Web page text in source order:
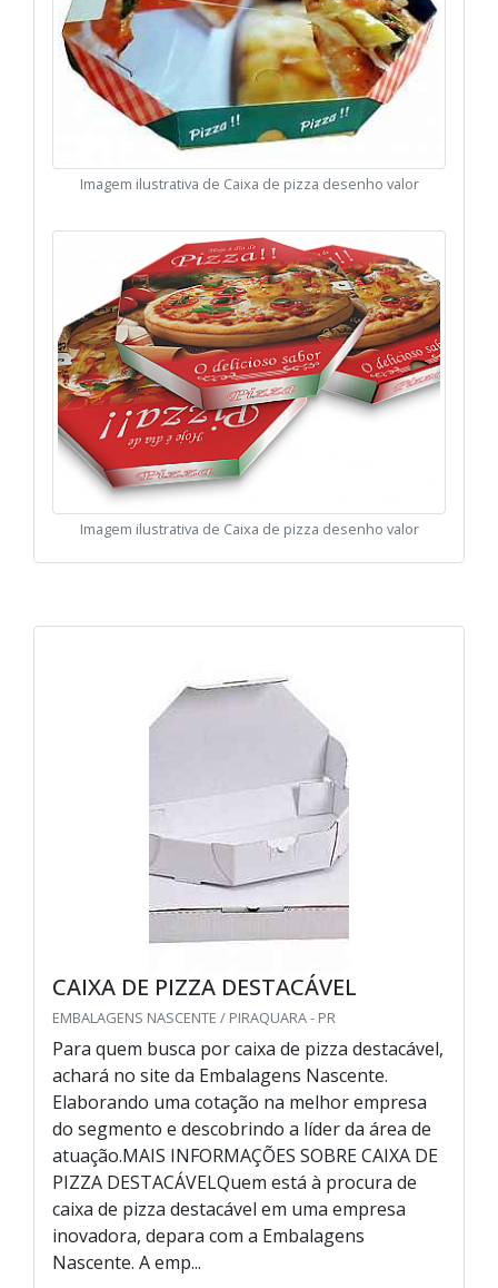
Imagem ilustrativa de Caixa de pizza desenho valor
Imagem ilustrativa de Caixa de pizza desenho valor
CAIXA DE PIZZA DESTACÁVEL
EMBALAGENS NASCENTE / PIRAQUARA - PR
Para quem busca por caixa de pizza destacável,
achará no site da Embalagens Nascente.
Elaborando uma cotação na melhor empresa
do segmento e descobrindo a líder da área de
atuação.MAIS INFORMAÇÕES SOBRE CAIXA DE
PIZZA DESTACÁVELQuem está à procura de
caixa de pizza destacável em uma empresa
inovadora, depara com a Embalagens
Nascente. A emp...